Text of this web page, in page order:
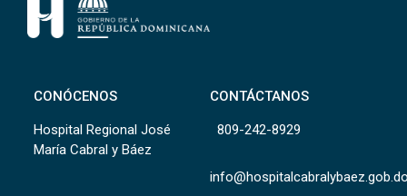
CONÓCENOS
Hospital Regional José
María Cabral y Báez
CONTÁCTANOS
809-242-8929